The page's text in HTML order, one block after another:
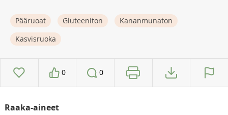
Pääruoat Gluteeniton
Kananmunaton
Kasvisruoka
0 0
Raaka-aineet